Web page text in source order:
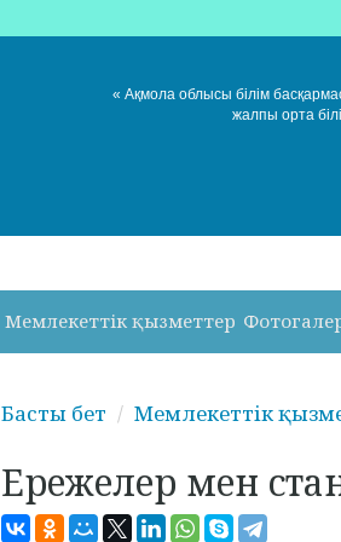
« Ақмола облысы білім
жалпы орта
Мемлекеттік қызметтер
Басты бет Мемлекеттік
Ережелер мен